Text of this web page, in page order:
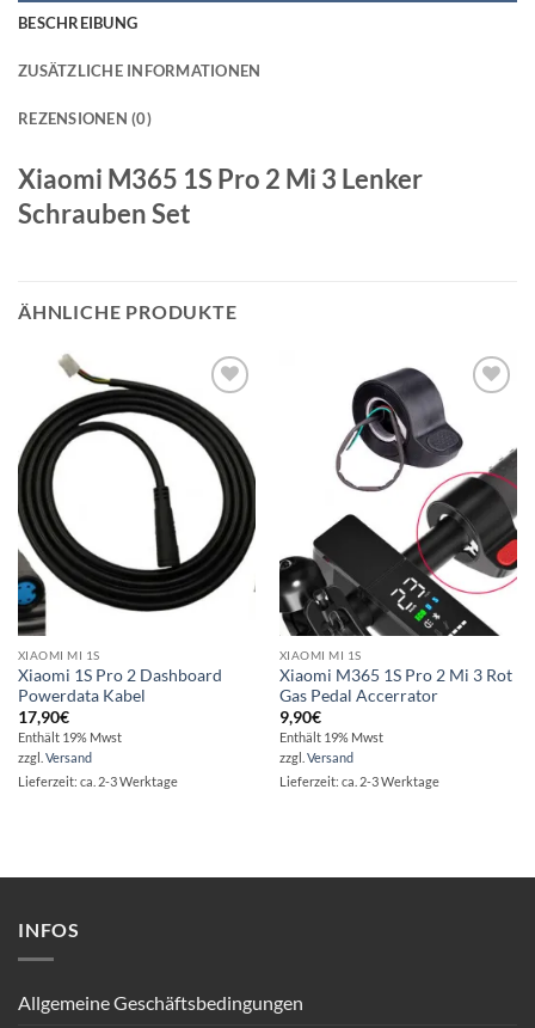
BESCHREIBUNG
ZUSÄTZLICHE INFORMATIONEN
REZENSIONEN (0)
Xiaomi M365 1S Pro 2 Mi 3 Lenker
Schrauben Set
ÄHNLICHE PRODUKTE
Auf die
Wunschliste
XIAOMI MI 1S
Xiaomi 1S Pro 2 Dashboard
Powerdata Kabel
17,90€
Enthält 19% Mwst
zzgl. Versand
Lieferzeit: ca. 2-3 Werktage
Auf die
Wunschliste
XIAOMI MI 1S
Xiaomi M365 1S Pro 2 Mi 3 Rot
Gas Pedal Accerrator
9,90€
Enthält 19% Mwst
zzgl. Versand
Lieferzeit: ca. 2-3 Werktage
INFOS
Allgemeine Geschäftsbedingungen